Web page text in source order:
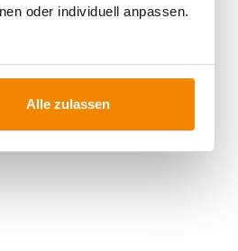
oder individuell anpassen.
Alle zulassen